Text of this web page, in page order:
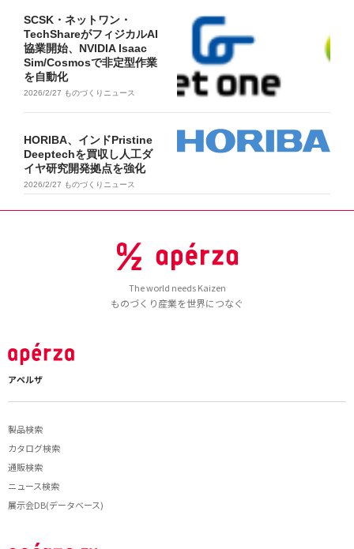
SCSK・ネットワン・
TechShareがフィジカルAI
協業開始、NVIDIA Isaac
Sim/Cosmosで非定型作業
を自動化
2026/2/27 ものづくりニュース
HORIBA、インドPristine
Deeptechを買収し人工ダ
イヤ研究開発拠点を強化
2026/2/27 ものづくりニュース
The world needs Kaizen
ものづくり産業を世界につなぐ
アペルザ
製品検索
カタログ検索
通販検索
ニュース検索
展示会DB(データベース)